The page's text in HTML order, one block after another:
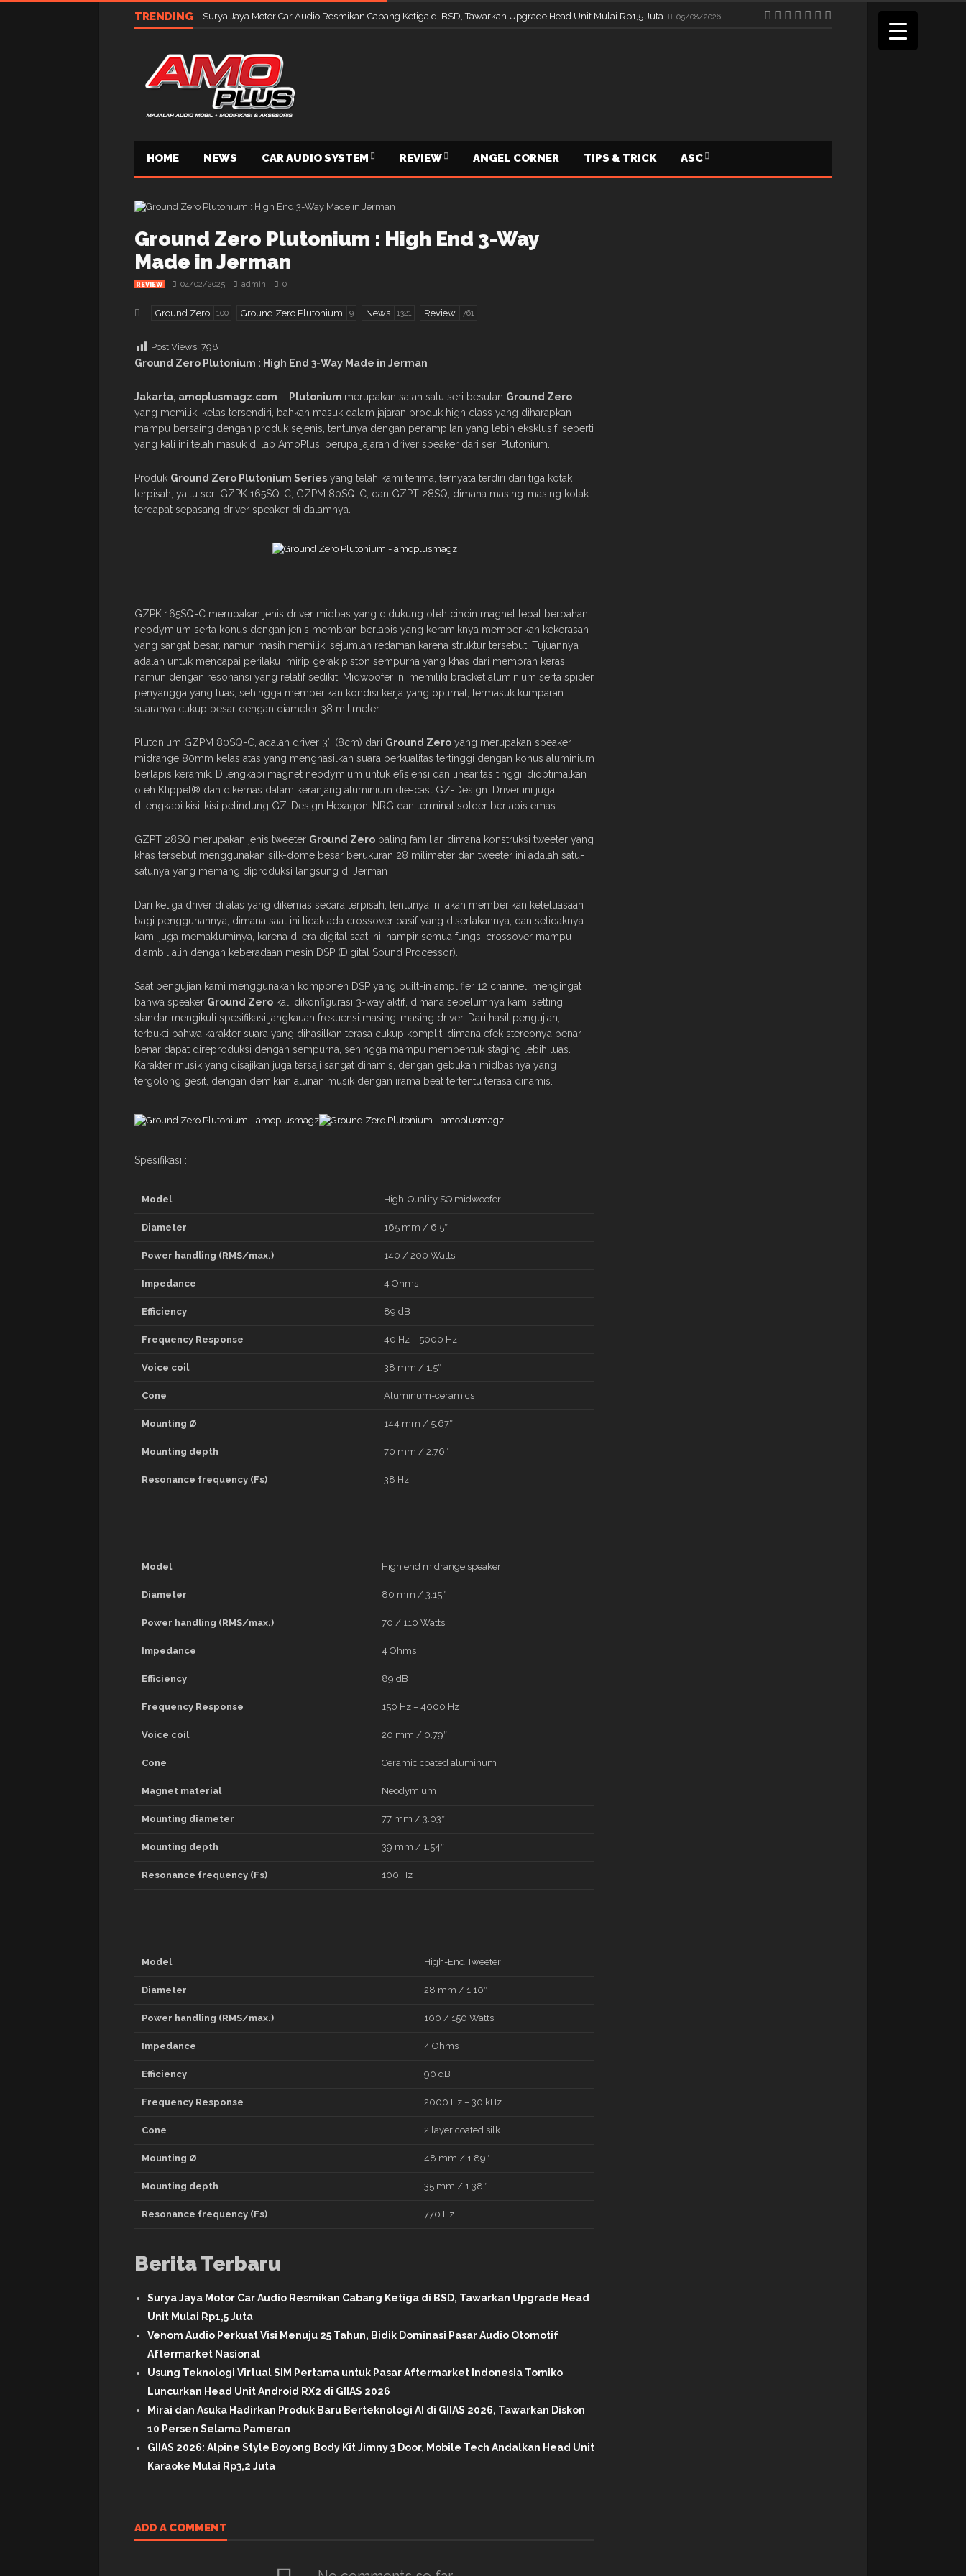
TRENDING Surya Jaya Motor Car Audio Resmikan Cabang Ketiga di BSD, Tawarkan Upgrade Head Unit Mulai Rp1,5 Juta 05/08/2026
HOME NEWS CAR AUDIO SYSTEM REVIEW ANGEL CORNER TIPS & TRICK ASC
Ground Zero Plutonium : High End 3-Way
Made in Jerman
REVIEW 04/02/2025 admin 0
Ground Zero 100 Ground Zero Plutonium 9 News 1321 Review 761
Post Views: 798
Ground Zero Plutonium : High End 3-Way Made in Jerman
Jakarta, amoplusmagz.com – Plutonium merupakan salah satu seri besutan Ground Zero
yang memiliki kelas tersendiri, bahkan masuk dalam jajaran produk high class yang diharapkan
mampu bersaing dengan produk sejenis, tentunya dengan penampilan yang lebih eksklusif, seperti
yang kali ini telah masuk di lab AmoPlus, berupa jajaran driver speaker dari seri Plutonium.
Produk Ground Zero Plutonium Series yang telah kami terima, ternyata terdiri dari tiga kotak
terpisah, yaitu seri GZPK 165SQ-C, GZPM 80SQ-C, dan GZPT 28SQ, dimana masing-masing kotak
terdapat sepasang driver speaker di dalamnya.
GZPK 165SQ-C merupakan jenis driver midbas yang didukung oleh cincin magnet tebal berbahan
neodymium serta konus dengan jenis membran berlapis yang keramiknya memberikan kekerasan
yang sangat besar, namun masih memiliki sejumlah redaman karena struktur tersebut. Tujuannya
adalah untuk mencapai perilaku mirip gerak piston sempurna yang khas dari membran keras,
namun dengan resonansi yang relatif sedikit. Midwoofer ini memiliki bracket aluminium serta spider
penyangga yang luas, sehingga memberikan kondisi kerja yang optimal, termasuk kumparan
suaranya cukup besar dengan diameter 38 milimeter.
Plutonium GZPM 80SQ-C, adalah driver 3″ (8cm) dari Ground Zero yang merupakan speaker
midrange 80mm kelas atas yang menghasilkan suara berkualitas tertinggi dengan konus aluminium
berlapis keramik. Dilengkapi magnet neodymium untuk efisiensi dan linearitas tinggi, dioptimalkan
oleh Klippel® dan dikemas dalam keranjang aluminium die-cast GZ-Design. Driver ini juga
dilengkapi kisi-kisi pelindung GZ-Design Hexagon-NRG dan terminal solder berlapis emas.
GZPT 28SQ merupakan jenis tweeter Ground Zero paling familiar, dimana konstruksi tweeter yang
khas tersebut menggunakan silk-dome besar berukuran 28 milimeter dan tweeter ini adalah satu-
satunya yang memang diproduksi langsung di Jerman
Dari ketiga driver di atas yang dikemas secara terpisah, tentunya ini akan memberikan keleluasaan
bagi penggunannya, dimana saat ini tidak ada crossover pasif yang disertakannya, dan setidaknya
kami juga memakluminya, karena di era digital saat ini, hampir semua fungsi crossover mampu
diambil alih dengan keberadaan mesin DSP (Digital Sound Processor).
Saat pengujian kami menggunakan komponen DSP yang built-in amplifier 12 channel, mengingat
bahwa speaker Ground Zero kali dikonfigurasi 3-way aktif, dimana sebelumnya kami setting
standar mengikuti spesifikasi jangkauan frekuensi masing-masing driver. Dari hasil pengujian,
terbukti bahwa karakter suara yang dihasilkan terasa cukup komplit, dimana efek stereonya benar-
benar dapat direproduksi dengan sempurna, sehingga mampu membentuk staging lebih luas.
Karakter musik yang disajikan juga tersaji sangat dinamis, dengan gebukan midbasnya yang
tergolong gesit, dengan demikian alunan musik dengan irama beat tertentu terasa dinamis.
Spesifikasi :
Model High-Quality SQ midwoofer
Diameter 165 mm / 6.5″
Power handling (RMS/max.) 140 / 200 Watts
Impedance 4 Ohms
Efficiency 89 dB
Frequency Response 40 Hz – 5000 Hz
Voice coil 38 mm / 1.5″
Cone Aluminum-ceramics
Mounting Ø 144 mm / 5.67″
Mounting depth 70 mm / 2.76″
Resonance frequency (Fs) 38 Hz
Model High end midrange speaker
Diameter 80 mm / 3.15″
Power handling (RMS/max.) 70 / 110 Watts
Impedance 4 Ohms
Efficiency 89 dB
Frequency Response 150 Hz – 4000 Hz
Voice coil 20 mm / 0.79″
Cone Ceramic coated aluminum
Magnet material Neodymium
Mounting diameter 77 mm / 3.03″
Mounting depth 39 mm / 1.54″
Resonance frequency (Fs) 100 Hz
Model High-End Tweeter
Diameter 28 mm / 1.10″
Power handling (RMS/max.) 100 / 150 Watts
Impedance 4 Ohms
Efficiency 90 dB
Frequency Response 2000 Hz – 30 kHz
Cone 2 layer coated silk
Mounting Ø 48 mm / 1.89″
Mounting depth 35 mm / 1.38″
Resonance frequency (Fs) 770 Hz
Berita Terbaru
Surya Jaya Motor Car Audio Resmikan Cabang Ketiga di BSD, Tawarkan Upgrade Head
Unit Mulai Rp1,5 Juta
Venom Audio Perkuat Visi Menuju 25 Tahun, Bidik Dominasi Pasar Audio Otomotif
Aftermarket Nasional
Usung Teknologi Virtual SIM Pertama untuk Pasar Aftermarket Indonesia Tomiko
Luncurkan Head Unit Android RX2 di GIIAS 2026
Mirai dan Asuka Hadirkan Produk Baru Berteknologi AI di GIIAS 2026, Tawarkan Diskon
10 Persen Selama Pameran
GIIAS 2026: Alpine Style Boyong Body Kit Jimny 3 Door, Mobile Tech Andalkan Head Unit
Karaoke Mulai Rp3,2 Juta
ADD A COMMENT